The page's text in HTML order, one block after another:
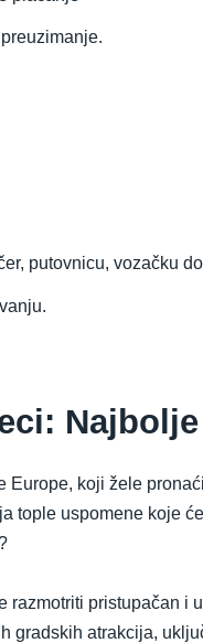
putovnicu, vozačku
Europe, koji žele
tople uspomene koje
pristupačan
gradskih atrakcija,